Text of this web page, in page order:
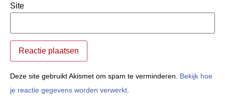
Site
Deze site gebruikt Akismet om spam te verminderen. Bekijk hoe
je reactie gegevens worden verwerkt